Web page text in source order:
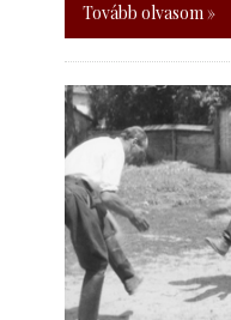
Tovább olvasom »